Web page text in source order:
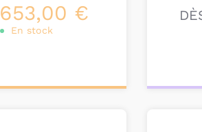
653,00 €
En stock